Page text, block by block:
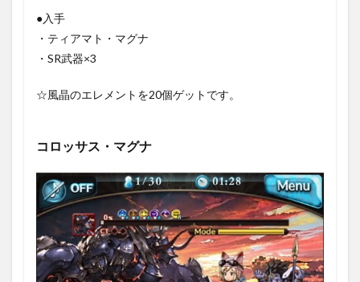
●入手
・ティアマト・マグナ
・SR武器×3
☆風晶のエレメントを20個ゲットです。
コロッサス・マグナ